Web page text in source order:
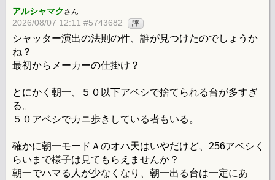
アルシャマク さん
2026/08/07 12:11 #5743682 評
シャッター演出の法則の件、誰が見つけたのでしょうか
ね？
最初からメーカーの仕掛け？
とにかく朝一、５０以下アベシで捨てられる台が多すぎ
る。
５０アベシでカニ歩きしている者もいる。
確かに朝一モードＡのオハ天はいやだけど、256アベシく
らいまで様子は見てもらえませんか？
朝一でハマる人が少なくなり、朝一出る台は一定にあ